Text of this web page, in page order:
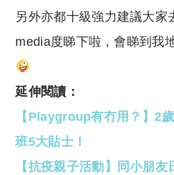
另外亦都十級強力建議大家
media度睇下啦，會睇到我
延伸閱讀：
【Playgroup有冇用？】2
班5大貼士！
【抗疫親子活動】同小朋